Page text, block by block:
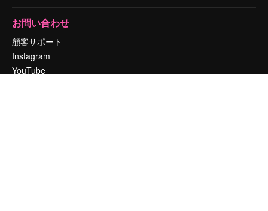
お問い合わせ
顧客サポート
Instagram
YouTube